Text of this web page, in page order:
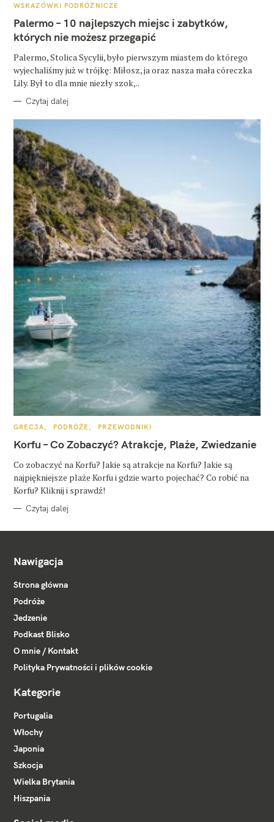
T
G
R
WSKAZÓWKI PODRÓŻNICZE
Palermo – 10 najlepszych miejsc i zabytków,
których nie możesz przegapić
Palermo, Stolica Sycylii, było pierwszym miastem do którego
wyjechaliśmy już w trójkę: Miłosz, ja oraz nasza mała córeczka
Lily. Był to dla mnie niezły szok,..
Czytaj dalej
K
T
E
O
R
I
GRECJA PODRÓŻE PRZEWODNIKI
Korfu – Co Zobaczyć? Atrakcje, Plaże, Zwiedzanie
Co zobaczyć na Korfu? Jakie są atrakcje na Korfu? Jakie są
najpiękniejsze plaże Korfu i gdzie warto pojechać? Co robić na
Korfu? Kliknij i sprawdź!
Czytaj dalej
Nawigacja
Strona główna
Podróże
Jedzenie
Podkast Blisko
O mnie / Kontakt
Polityka Prywatności i plików cookie
Kategorie
Portugalia
Włochy
Japonia
Szkocja
Wielka Brytania
Hiszpania